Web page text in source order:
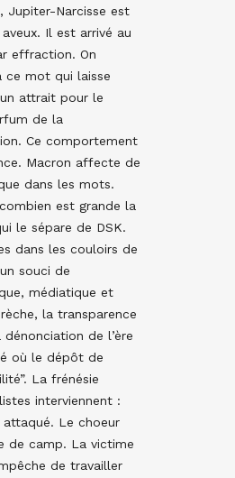
Jupiter-Narcisse est
Il est arrivé au
effraction. On
ce mot qui laisse
attrait pour le
de la
Ce comportement
Macron affecte de
dans les mots.
est grande la
le sépare de DSK.
dans les couloirs de
souci de
médiatique et
la transparence
de l’ère
où le dépôt de
La frénésie
interviennent :
Le choeur
de camp. La victime
de travailler